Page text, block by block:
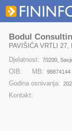
Bodul
PAVIŠIĆA VRTLI 27,
Djelatnost: 70200,
OIB: MB: 98874144
Godina osnivanja:
Kontakt: